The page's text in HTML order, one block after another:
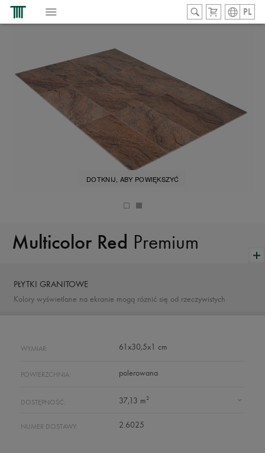
PL
Multicolor Red Premium
DOTKNIJ, ABY POWIĘKSZYĆ
PŁYTKI GRANITOWE
Kolory wyświetlane na ekranie mogą róznić się od rzeczywistych
WYMIAR: 61x30,5x1 cm
POWIERZCHNIA: polerowana
DOSTĘPNOŚĆ: 37,13 m2
NUMER DOSTAWY: 2.6025